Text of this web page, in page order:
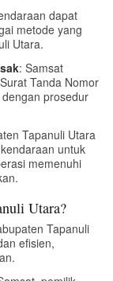
dapat
metode yang
Utara.
: Samsat
Tanda Nomor
prosedur
Tapanuli Utara
untuk
memenuhi
Utara?
Tapanuli
efisien,